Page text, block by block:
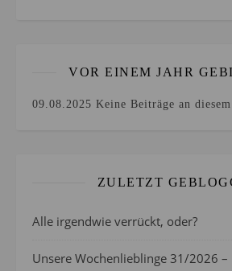
VOR EINEM JAHR
09.08.2025 Keine Beiträge an
ZULETZT
Alle irgendwie verrückt, oder?
Unsere Wochenlieblinge 31/2026